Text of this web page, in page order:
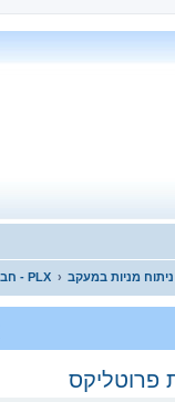
ניתוח מניות במעקב PLX - חברת פרוטליקס